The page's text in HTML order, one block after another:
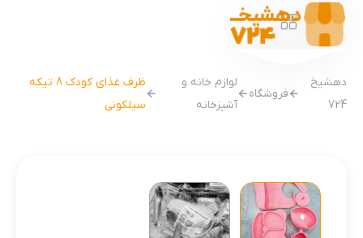
دهشیخ
724
فروشگاه
لوازم خانه و
آشپزخانه
ظرف غذای کودک 8 تیکه
سیلکونی